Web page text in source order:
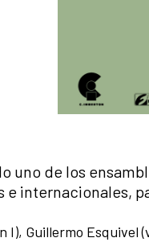
uno de los
e internacionales,
I), Guillermo Esquivel